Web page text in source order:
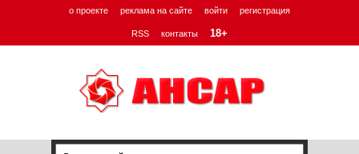
о проекте реклама на сайте войти регистрация
RSS контакты 18+